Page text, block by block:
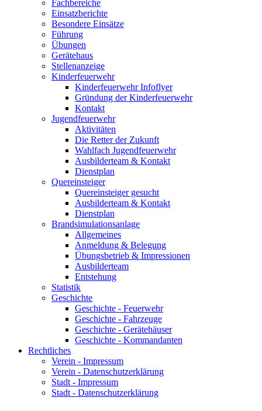
Fachbereiche
Einsatzberichte
Besondere Einsätze
Führung
Übungen
Gerätehaus
Stellenanzeige
Kinderfeuerwehr
Kinderfeuerwehr Infoflyer
Gründung der Kinderfeuerwehr
Kontakt
Jugendfeuerwehr
Aktivitäten
Die Retter der Zukunft
Wahlfach Jugendfeuerwehr
Ausbilderteam & Kontakt
Dienstplan
Quereinsteiger
Quereinsteiger gesucht
Ausbilderteam & Kontakt
Dienstplan
Brandsimulationsanlage
Allgemeines
Anmeldung & Belegung
Übungsbetrieb & Impressionen
Ausbilderteam
Entstehung
Statistik
Geschichte
Geschichte - Feuerwehr
Geschichte - Fahrzeuge
Geschichte - Gerätehäuser
Geschichte - Kommandanten
Rechtliches
Verein - Impressum
Verein - Datenschutzerklärung
Stadt - Impressum
Stadt - Datenschutzerklärung